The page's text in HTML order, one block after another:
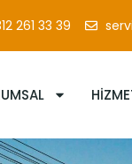
261 33 39